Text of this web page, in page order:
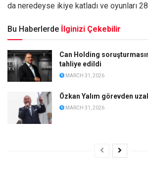
da neredeyse ikiye katladı ve oyunları
Bu Haberlerde İlginizi Çekebilir
Can Holding
tahliye edildi
MARCH 31, 2026
Özkan Yalım görevden
MARCH 31, 2026